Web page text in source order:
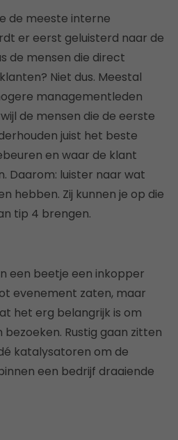
de meeste interne
er eerst geluisterd naar de
de mensen die direct
Niet dus. Meestal
managementleden
de mensen die de eerste
juist het beste
en waar de klant
Daarom: luister naar wat
hebben. Zij kunnen je op die
tip 4 brengen.
een beetje een inkopper
evenement zaten, maar
het erg belangrijk is om
Rustig gaan zitten
katalysatoren om de
een bedrijf draaiende